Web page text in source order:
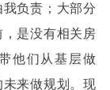
负责；大部分
是没有相关房
他们从基层做
来做规划。现